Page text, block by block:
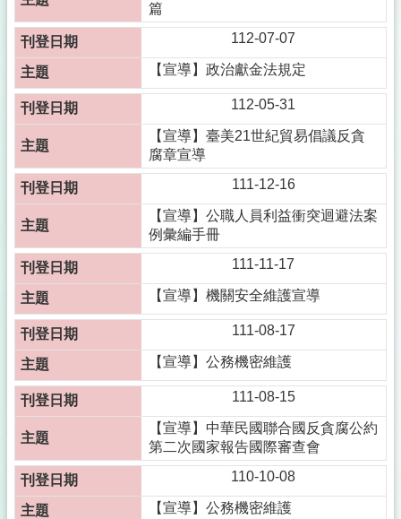
篇
112-07-07
【宣導】政治獻金法規定
112-05-31
【宣導】臺美21世紀貿易倡議反貪
腐章宣導
111-12-16
【宣導】公職人員利益衝突迴避法案
例彙編手冊
111-11-17
【宣導】機關安全維護宣導
111-08-17
【宣導】公務機密維護
111-08-15
【宣導】中華民國聯合國反貪腐公約
第二次國家報告國際審查會
110-10-08
【宣導】公務機密維護